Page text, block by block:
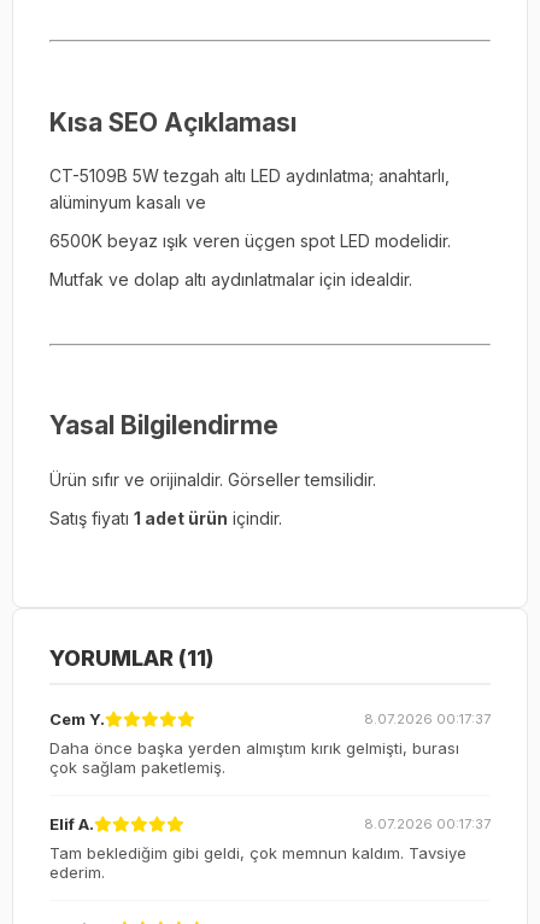
Kısa SEO Açıklaması
CT-5109B 5W tezgah altı LED aydınlatma; anahtarlı,
alüminyum kasalı ve
6500K beyaz ışık veren üçgen spot LED modelidir.
Mutfak ve dolap altı aydınlatmalar için idealdir.
Yasal Bilgilendirme
Ürün sıfır ve orijinaldir. Görseller temsilidir.
Satış fiyatı 1 adet ürün içindir.
YORUMLAR (11)
Cem Y. 8.07.2026 00:17:37
Daha önce başka yerden almıştım kırık gelmişti, burası
çok sağlam paketlemiş.
Elif A. 8.07.2026 00:17:37
Tam beklediğim gibi geldi, çok memnun kaldım. Tavsiye
ederim.